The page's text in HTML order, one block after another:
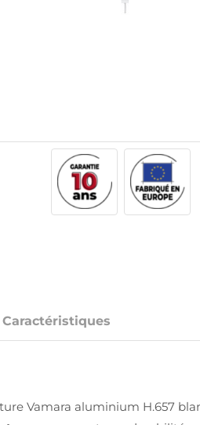
Caractéristiques
Vamara aluminium H.657